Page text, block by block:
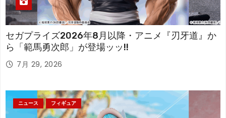
セガプライズ2026年8月以降・アニメ『刃牙道』か
ら「範馬勇次郎」が登場ッッ!!
7月 29, 2026
ニュース フィギュア